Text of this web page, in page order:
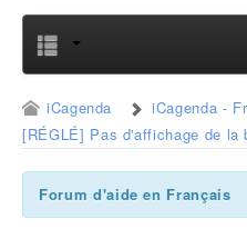
iCagenda
iCagenda -
[RÉGLÉ] Pas d'affichage de la
Forum d'aide en Français